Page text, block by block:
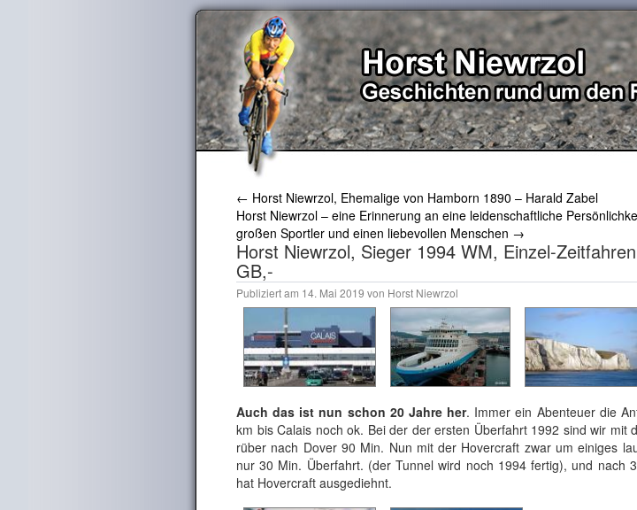
← Horst Niewrzol, Ehemalige von Hamborn 1890 – Harald Zabel
Horst Niewrzol – eine Erinnerung an eine leidenschaftliche
großen Sportler und einen liebevollen Menschen →
Horst Niewrzol, Sieger 1994 WM, Einzel-
GB,-
Publiziert am 14. Mai 2019 von Horst Niewrzol
Auch das ist nun schon 20 Jahre her. Immer ein Abenteuer die
km bis Calais noch ok. Bei der der ersten Überfahrt 1992 sind wir mit
rüber nach Dover 90 Min. Nun mit der Hovercraft zwar um einiges
nur 30 Min. Überfahrt. (der Tunnel wird noch 1994 fertig), und nach
hat Hovercraft ausgediehnt.